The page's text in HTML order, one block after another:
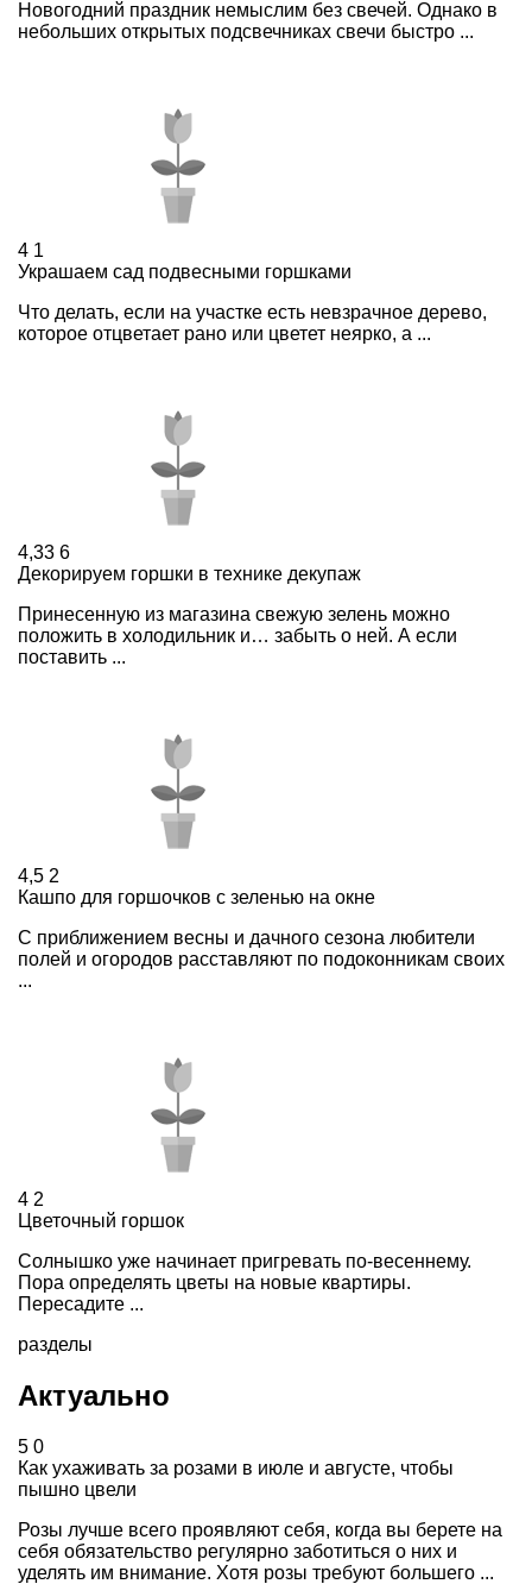
Новогодний праздник немыслим без свечей. Однако в
небольших открытых подсвечниках свечи быстро ...
4 1
Украшаем сад подвесными горшками
Что делать, если на участке есть невзрачное дерево,
которое отцветает рано или цветет неярко, а ...
4,33 6
Декорируем горшки в технике декупаж
Принесенную из магазина свежую зелень можно
положить в холодильник и… забыть о ней. А если
поставить ...
4,5 2
Кашпо для горшочков с зеленью на окне
С приближением весны и дачного сезона любители
полей и огородов расставляют по подоконникам своих
...
4 2
Цветочный горшок
Солнышко уже начинает пригревать по-весеннему.
Пора определять цветы на новые квартиры.
Пересадите ...
разделы
Актуально
5 0
Как ухаживать за розами в июле и августе, чтобы
пышно цвели
Розы лучше всего проявляют себя, когда вы берете на
себя обязательство регулярно заботиться о них и
уделять им внимание. Хотя розы требуют большего ...